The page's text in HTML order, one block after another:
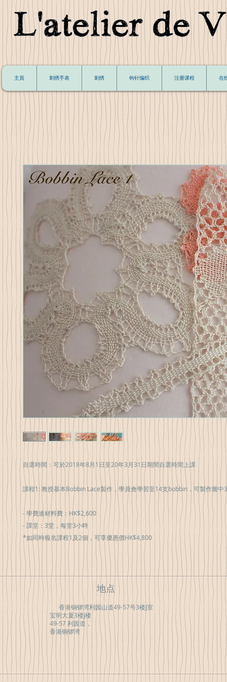
主頁 刺绣手表 刺绣 钩针编织 注册课程 在
自選時間：可於2018年8月1日至20年3月31日期間自選時間上課
課程1: 教授基本Bobbin Lace製作，學員會學習至14支bobbin，可製作圖中
- 學費連材料費：HK$2,600
- 課堂：3堂，每堂3小時
*如同時報名課程1及2個，可享優惠價HK$4,800
地点
香港铜锣湾利园山道49-57号3楼J室
宝明大厦3楼J楼
49-57 利园道，
香港铜锣湾